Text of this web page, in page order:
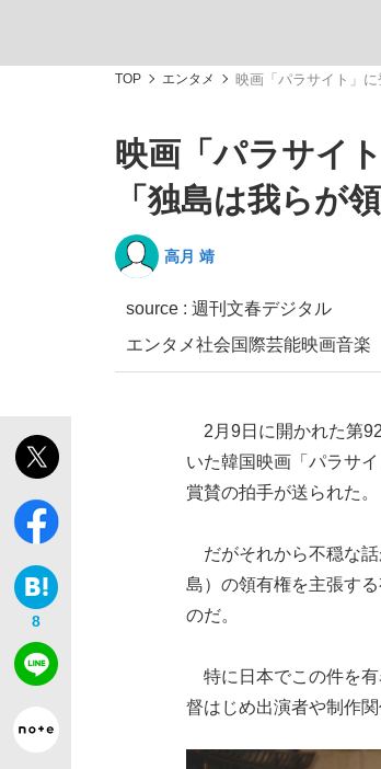
「最悪の空気のまま解散
「クマが悪者扱いされて
私のあのとき、私のいま
キングの誕生を、目撃せよ。
TOP エンタメ 映画「パラサイト」
映画「パラサイ
「独島は我らが
高月 靖
source : 週刊文春デジタル
エンタメ社会国際芸能映画音楽
8
2月9日に開かれた第
いた韓国映画「パラサ
賞賛の拍手が送られた。
だがそれから不穏な話
島）の領有権を主張す
のだ。
特に日本でこの件を有
督はじめ出演者や制作